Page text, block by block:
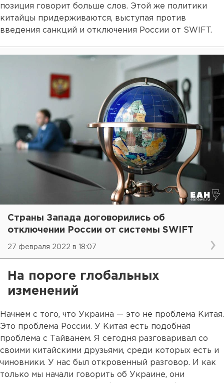
позиция говорит больше слов. Этой же политики
китайцы придерживаются, выступая против
введения санкций и отключения России от SWIFT.
Страны Запада договорились об
отключении России от системы SWIFT
27 февраля 2022 в 18:07
На пороге глобальных
изменений
Начнем с того, что Украина — это не проблема Китая.
Это проблема России. У Китая есть подобная
проблема с Тайванем. Я сегодня разговаривал со
своими китайскими друзьями, среди которых есть и
чиновники. У нас был откровенный разговор. И как
только мы начали говорить об Украине, они